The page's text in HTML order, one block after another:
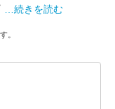
…続きを読む
。